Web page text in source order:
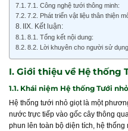
7.1. Công nghệ tưới thông minh:
7.2. Phát triển vật liệu thân thiện
IIX. Kết luận:
8.1. Tổng kết nội dung:
8.2. Lời khuyên cho người sử
I. Giới thiệu về Hệ thống
1.1. Khái niệm Hệ thống Tưới
Hệ thống tưới nhỏ giọt là một
nước trực tiếp vào gốc cây thông
phun lên toàn bộ diện tích, hệ